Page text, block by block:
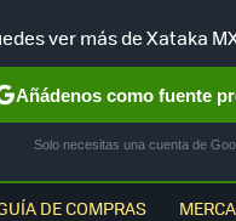
DE COMPRAS
ver más de Xataka
Añádenos como fuente
Solo necesitas una cuenta de